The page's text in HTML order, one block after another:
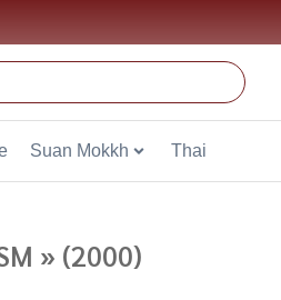
Suan Mokkh Thai
» (2000)